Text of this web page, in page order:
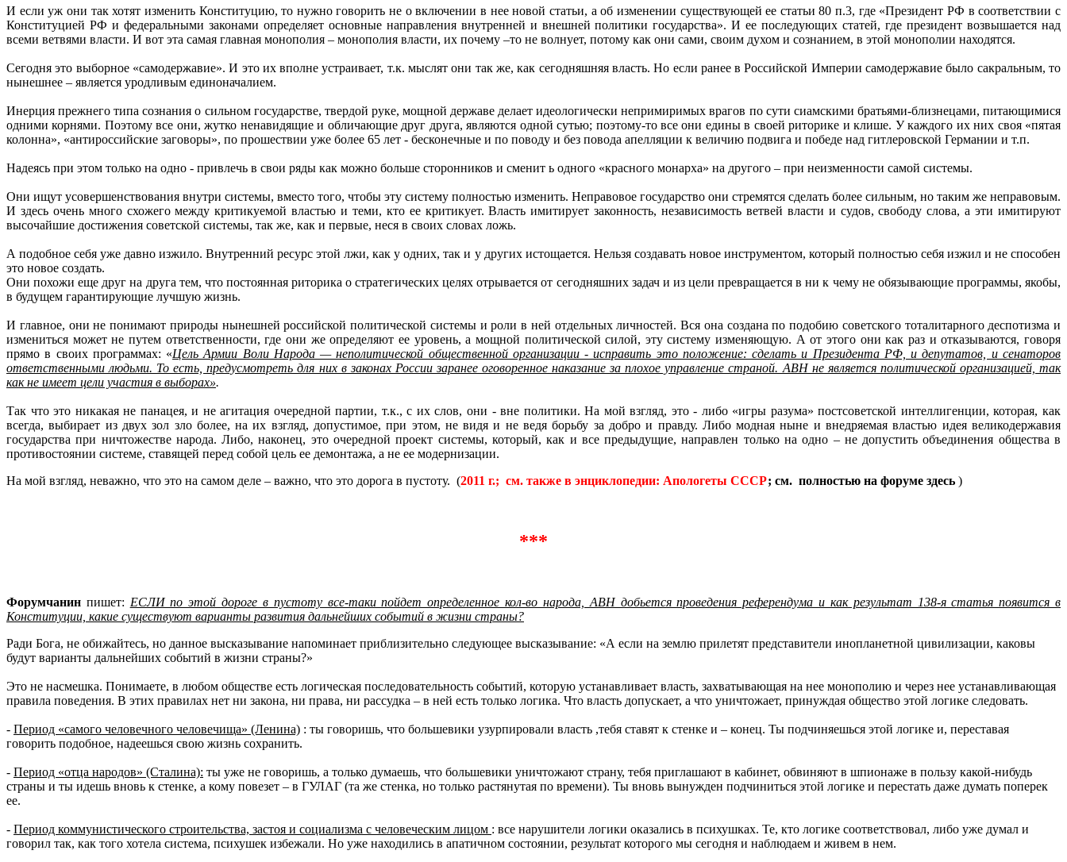
И если уж они так хотят изменить Конституцию, то нужно говорить не о включении в нее новой статьи, а об изменении существующей ее статьи 80 п.3, где «Президент РФ в соответствии с
Конституцией РФ и федеральными законами определяет основные направления внутренней и внешней политики государства». И ее последующих статей, где президент возвышается над
всеми ветвями власти. И вот эта самая главная монополия – монополия власти, их почему –то не волнует, потому как они сами, своим духом и сознанием, в этой монополии находятся.
Сегодня это выборное «самодержавие». И это их вполне устраивает, т.к. мыслят они так же, как сегодняшняя власть. Но если ранее в Российской Империи самодержавие было сакральным, то
нынешнее – является уродливым единоначалием.
Инерция прежнего типа сознания о сильном государстве, твердой руке, мощной державе делает идеологически непримиримых врагов по сути сиамскими братьями-близнецами, питающимися
одними корнями. Поэтому все они, жутко ненавидящие и обличающие друг друга, являются одной сутью; поэтому-то все они едины в своей риторике и клише. У каждого их них своя «пятая
колонна», «антироссийские заговоры», по прошествии уже более 65 лет - бесконечные и по поводу и без повода апелляции к величию подвига и победе над гитлеровской Германии и т.п.
Надеясь при этом только на одно - привлечь в свои ряды как можно больше сторонников и сменит ь одного «красного монарха» на другого – при неизменности самой системы.
Они ищут усовершенствования внутри системы, вместо того, чтобы эту систему полностью изменить. Неправовое государство они стремятся сделать более сильным, но таким же неправовым.
И здесь очень много схожего между критикуемой властью и теми, кто ее критикует. Власть имитирует законность, независимость ветвей власти и судов, свободу слова, а эти имитируют
высочайшие достижения советской системы, так же, как и первые, неся в своих словах ложь.
А подобное себя уже давно изжило. Внутренний ресурс этой лжи, как у одних, так и у других истощается. Нельзя создавать новое инструментом, который полностью себя изжил и не способен
это новое создать.
Они похожи еще друг на друга тем, что постоянная риторика о стратегических целях отрывается от сегодняшних задач и из цели превращается в ни к чему не обязывающие программы, якобы,
в будущем гарантирующие лучшую жизнь.
И главное, они не понимают природы нынешней российской политической системы и роли в ней отдельных личностей. Вся она создана по подобию советского тоталитарного деспотизма и
измениться может не путем ответственности, где они же определяют ее уровень, а мощной политической силой, эту систему изменяющую. А от этого они как раз и отказываются, говоря
прямо в своих программах: «Цель Армии Воли Народа — неполитической общественной организации - исправить это положение: сделать и Президента РФ, и депутатов, и сенаторов
ответственными людьми. То есть, предусмотреть для них в законах России заранее оговоренное наказание за плохое управление страной. АВН не является политической организацией, так
как не имеет цели участия в выборах».
Так что это никакая не панацея, и не агитация очередной партии, т.к., с их слов, они - вне политики. На мой взгляд, это - либо «игры разума» постсоветской интеллигенции, которая, как
всегда, выбирает из двух зол зло более, на их взгляд, допустимое, при этом, не видя и не ведя борьбу за добро и правду. Либо модная ныне и внедряемая властью идея великодержавия
государства при ничтожестве народа. Либо, наконец, это очередной проект системы, который, как и все предыдущие, направлен только на одно – не допустить объединения общества в
противостоянии системе, ставящей перед собой цель ее демонтажа, а не ее модернизации.
На мой взгляд, неважно, что это на самом деле – важно, что это дорога в пустоту. (2011 г.; см. также в энциклопедии: Апологеты СССР; см. полностью на форуме здесь )
***
Форумчанин пишет: ЕСЛИ по этой дороге в пустоту все-таки пойдет определенное кол-во народа, АВН добьется проведения референдума и как результат 138-я статья появится в
Конституции, какие существуют варианты развития дальнейших событий в жизни страны?
Ради Бога, не обижайтесь, но данное высказывание напоминает приблизительно следующее высказывание: «А если на землю прилетят представители инопланетной цивилизации, каковы
будут варианты дальнейших событий в жизни страны?»
Это не насмешка. Понимаете, в любом обществе есть логическая последовательность событий, которую устанавливает власть, захватывающая на нее монополию и через нее устанавливающая
правила поведения. В этих правилах нет ни закона, ни права, ни рассудка – в ней есть только логика. Что власть допускает, а что уничтожает, принуждая общество этой логике следовать.
- Период «самого человечного человечища» (Ленина) : ты говоришь, что большевики узурпировали власть ,тебя ставят к стенке и – конец. Ты подчиняешься этой логике и, переставая
говорить подобное, надеешься свою жизнь сохранить.
- Период «отца народов» (Сталина): ты уже не говоришь, а только думаешь, что большевики уничтожают страну, тебя приглашают в кабинет, обвиняют в шпионаже в пользу какой-нибудь
страны и ты идешь вновь к стенке, а кому повезет – в ГУЛАГ (та же стенка, но только растянутая по времени). Ты вновь вынужден подчиниться этой логике и перестать даже думать поперек
ее.
- Период коммунистического строительства, застоя и социализма с человеческим лицом : все нарушители логики оказались в психушках. Те, кто логике соответствовал, либо уже думал и
говорил так, как того хотела система, психушек избежали. Но уже находились в апатичном состоянии, результат которого мы сегодня и наблюдаем и живем в нем.